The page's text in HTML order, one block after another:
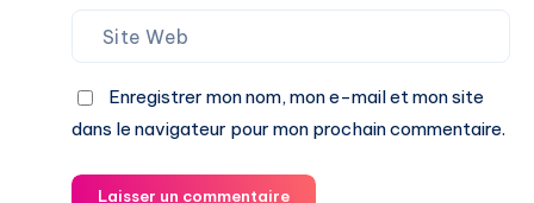
Enregistrer mon nom, mon e-mail et mon site
dans le navigateur pour mon prochain commentaire.
Laisser un commentaire